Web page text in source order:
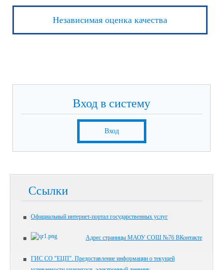
Независимая оценка качества
Вход в систему
Вход
Ссылки
Официальный интернет-портал государственных услуг
Адрес страницы МАОУ СОШ №76 ВКонтакте
ГИС СО "ЕЦП". Предоставление информации о текущей